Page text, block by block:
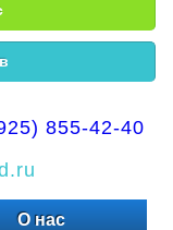
855-42-40
О нас